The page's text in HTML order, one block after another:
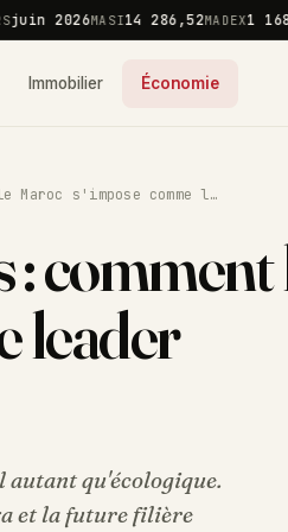
2026MASI14 286,52MADEX1
Immobilier Économie
Maroc s'impose comme l…
: comment
leader
qu'écologique.
et la future filière